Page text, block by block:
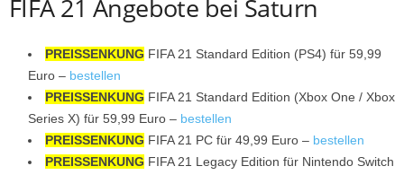
FIFA 21 Angebote bei Saturn
PREISSENKUNG FIFA 21 Standard Edition (PS4) für 59,99
Euro – bestellen
PREISSENKUNG FIFA 21 Standard Edition (Xbox One / Xbox
Series X) für 59,99 Euro – bestellen
PREISSENKUNG FIFA 21 PC für 49,99 Euro – bestellen
PREISSENKUNG FIFA 21 Legacy Edition für Nintendo Switch